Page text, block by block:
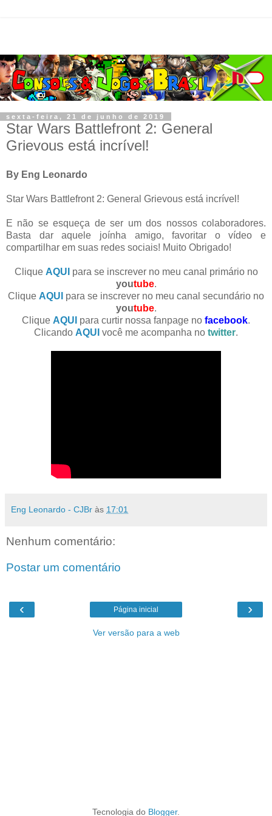
sexta-feira, 21 de junho de 2019
Star Wars Battlefront 2: General
Grievous está incrível!
By Eng Leonardo
Star Wars Battlefront 2: General Grievous está incrível!
E não se esqueça de ser um dos nossos colaboradores.
Basta dar aquele joínha amigo, favoritar o vídeo e
compartilhar em suas redes sociais! Muito Obrigado!
Clique AQUI para se inscrever no meu canal primário no
youtube.
Clique AQUI para se inscrever no meu canal secundário no
youtube.
Clique AQUI para curtir nossa fanpage no facebook.
Clicando AQUI você me acompanha no twitter.
Eng Leonardo - CJBr às 17:01
Nenhum comentário:
Postar um comentário
‹ ›
Página inicial
Ver versão para a web
Tecnologia do Blogger.